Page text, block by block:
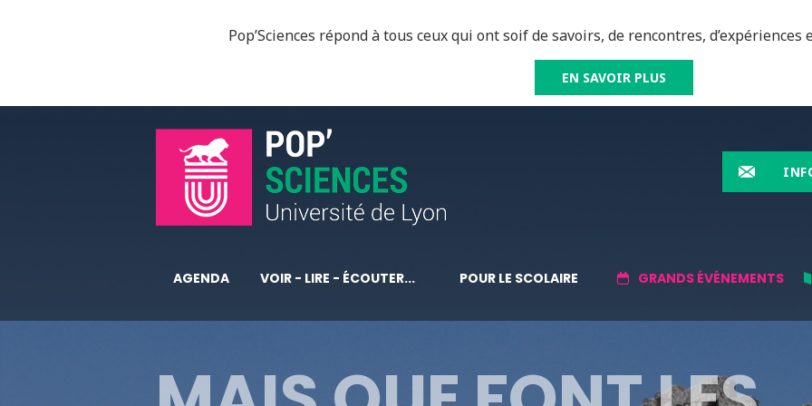
Pop’Sciences répond à tous ceux qui ont soif de savoirs, de rencontres, d’expériences
EN SAVOIR PLUS
AGENDA VOIR - LIRE - ÉCOUTER... POUR LE SCOLAIRE GRANDS ÉVÉNEMENTS